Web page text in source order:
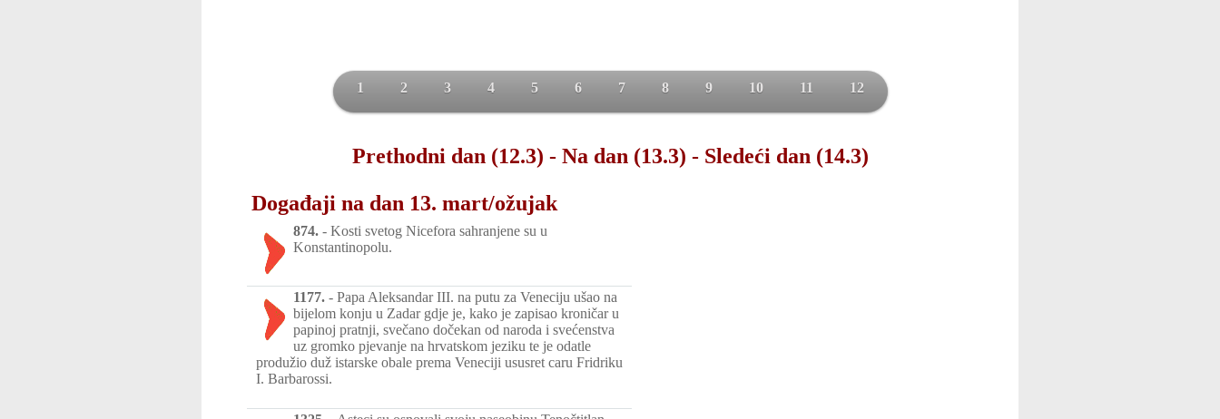
1 2 3 4 5 6 7 8 9 10 11 12
Prethodni dan (12.3) - Na dan (13.3) - Sledeći dan (14.3)
Događaji na dan 13. mart/ožujak
874. - Kosti svetog Nicefora sahranjene su u
Konstantinopolu.
1177. - Papa Aleksandar III. na putu za Veneciju ušao na
bijelom konju u Zadar gdje je, kako je zapisao kroničar u
papinoj pratnji, svečano dočekan od naroda i svećenstva
uz gromko pjevanje na hrvatskom jeziku te je odatle
produžio duž istarske obale prema Veneciji ususret caru Fridriku
I. Barbarossi.